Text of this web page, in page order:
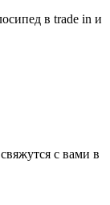
в trade in и
с вами в